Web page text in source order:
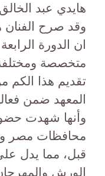
هايدي عبد
وقد صرح
متخصصة
تقديم هذا
المعهد ضمن
محافظات مصر
قبل، مما يدل
الورش